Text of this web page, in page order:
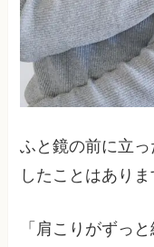
ふと鏡の前に立
したことはありま
「肩こりがずっ